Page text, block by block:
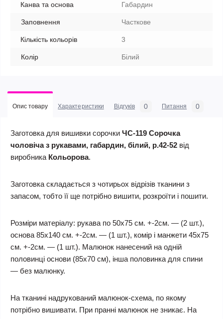
Канва та основа Габардин
Заповнення Часткове
Кількість кольорів 3
Колір Білий
Опис товару Характеристики Відгуків 0 Питання 0
Заготовка для вишивки сорочки ЧС-119 Сорочка
чоловіча з рукавами, габардин, білий, р.42-52 від
виробника Кольорова.
Заготовка складається з чотирьох відрізів тканини з
запасом, тобто її ще потрібно вишити, розкроїти і пошити.
Розміри матеріалу: рукава по 50х75 см. +-2см. — (2 шт.),
основа 85х140 см. +-2см. — (1 шт.), комір і манжети 45х75
см. +-2см. — (1 шт.). Малюнок нанесений на одній
половинці основи (85х70 см), інша половинка для спини
— без малюнку.
На тканині надрукований малюнок-схема, по якому
потрібно вишивати. При пранні малюнок не зникає. На